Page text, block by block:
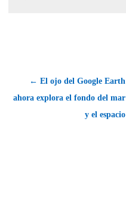
← El ojo del Google Earth
ahora explora el fondo del mar
y el espacio